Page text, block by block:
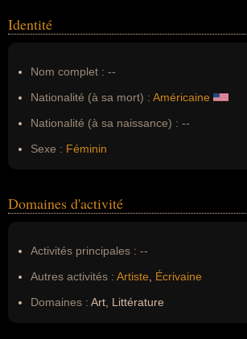
Identité
Nom complet : --
Nationalité (à sa mort) : Américaine
Nationalité (à sa naissance) : --
Sexe : Féminin
Domaines d'activité
Activités principales : --
Autres activités : Artiste
Écrivaine
Domaines : Art, Littérature